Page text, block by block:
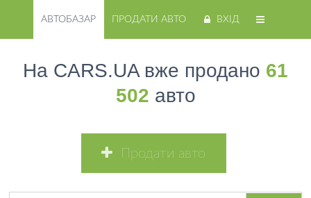
АВТОБАЗАР ПРОДАТИ АВТО ВХІД
На CARS.UA вже продано 61
502 авто
Продати авто